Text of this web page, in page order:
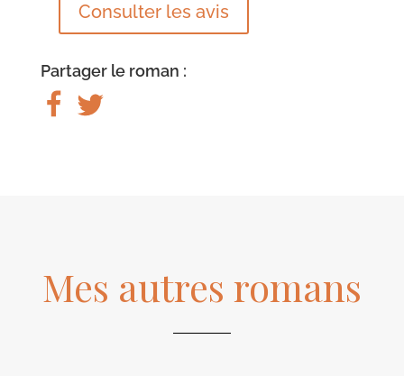
Consulter les avis
Partager le roman :
Mes autres romans